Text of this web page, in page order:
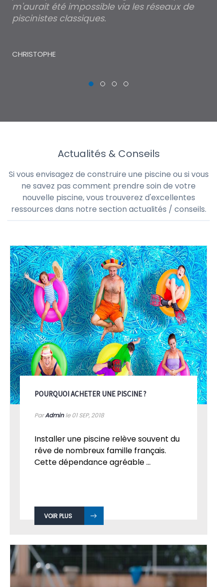
m'aurait été impossible via les réseaux de
piscinistes classiques.
CHRISTOPHE
Actualités & Conseils
Si vous envisagez de construire une piscine ou si vous
ne savez pas comment prendre soin de votre
nouvelle piscine, vous trouverez d'excellentes
ressources dans notre section actualités / conseils.
POURQUOI ACHETER UNE PISCINE ?
ParAdminle 01SEP, 2018
Installer une piscine relève souvent du
rêve de nombreux famille français.
Cette dépendance agréable ...
VOIR PLUS